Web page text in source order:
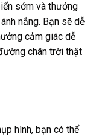
sớm và thưởng
nắng. Bạn sẽ dễ
cảm giác dễ
chân trời thật
hình, bạn có thể